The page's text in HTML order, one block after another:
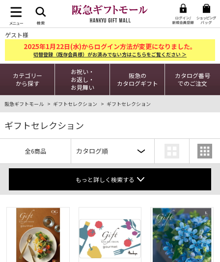
ゲスト様
2025年1月22日(水)からログイン方法が変更になりました。
切替登録（既存会員様）がお済みでない方はこちらをご覧ください ＞
カテゴリー
から探す
お祝い・
お返し・
お見舞い
阪急の
カタログギフト
カタログ番号
でのご注文
阪急ギフトモール ギフトセレクション ギフトセレクション
ギフトセレクション
全6商品
もっと詳しく検索する